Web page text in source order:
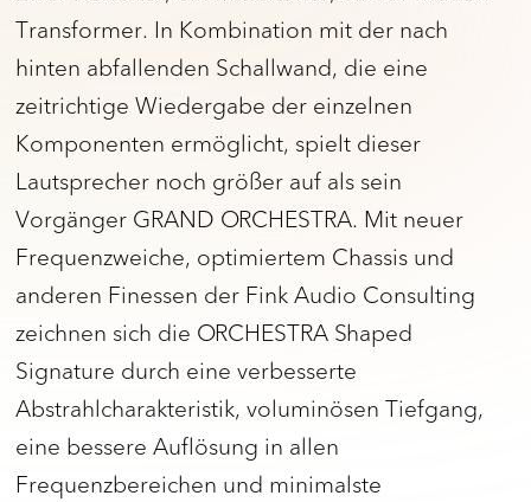
Transformer. In Kombination mit der nach
hinten abfallenden Schallwand, die eine
zeitrichtige Wiedergabe der einzelnen
Komponenten ermöglicht, spielt dieser
Lautsprecher noch größer auf als sein
Vorgänger GRAND ORCHESTRA. Mit neuer
Frequenzweiche, optimiertem Chassis und
anderen Finessen der Fink Audio Consulting
zeichnen sich die ORCHESTRA Shaped
Signature durch eine verbesserte
Abstrahlcharakteristik, voluminösen Tiefgang,
eine bessere Auflösung in allen
Frequenzbereichen und minimalste